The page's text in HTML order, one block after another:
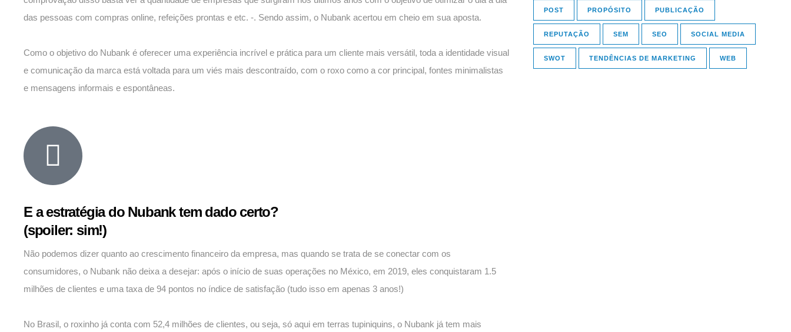
das pessoas com compras online, refeições prontas e etc. -. Sendo assim, o Nubank acertou em cheio em sua aposta.
Como o objetivo do Nubank é oferecer uma experiência incrível e prática para um cliente mais versátil, toda a identidade visual
e comunicação da marca está voltada para um viés mais descontraído, com o roxo como a cor principal, fontes minimalistas
e mensagens informais e espontâneas.
E a estratégia do Nubank tem dado certo?
(spoiler: sim!)
Não podemos dizer quanto ao crescimento financeiro da empresa, mas quando se trata de se conectar com os
consumidores, o Nubank não deixa a desejar: após o início de suas operações no México, em 2019, eles conquistaram 1.5
milhões de clientes e uma taxa de 94 pontos no índice de satisfação (tudo isso em apenas 3 anos!)
No Brasil, o roxinho já conta com 52,4 milhões de clientes, ou seja, só aqui em terras tupiniquins, o Nubank já tem mais
POST PROPÓSITO PUBLICAÇÃO
REPUTAÇÃO SEM SEO SOCIAL MEDIA
SWOT TENDÊNCIAS DE MARKETING WEB